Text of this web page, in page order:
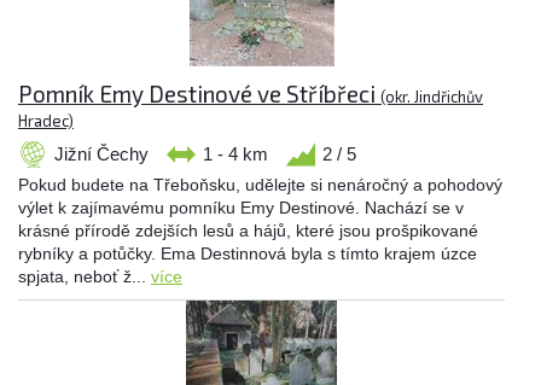
Pomník Emy Destinové ve Stříbřeci (okr. Jindřichův
Hradec)
Jižní Čechy 1 - 4 km 2 / 5
Pokud budete na Třeboňsku, udělejte si nenáročný a pohodový
výlet k zajímavému pomníku Emy Destinové. Nachází se v
krásné přírodě zdejších lesů a hájů, které jsou prošpikované
rybníky a potůčky. Ema Destinnová byla s tímto krajem úzce
spjata, neboť ž... více